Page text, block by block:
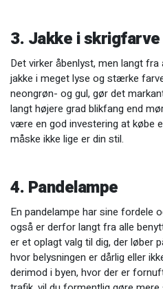
3. Jakke i skrigfarve
Det virker åbenlyst, men langt
jakke i meget lyse og stærke
neongrøn- og gul, gør det
langt højere grad blikfang end
være en god investering at købe
måske ikke lige er din stil.
4. Pandelampe
En pandelampe har sine fordele
også er derfor langt fra alle
er et oplagt valg til dig, der løber
hvor belysningen er dårlig eller
derimod i byen, hvor der er